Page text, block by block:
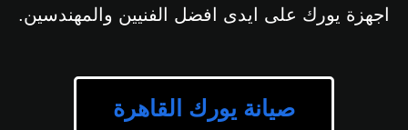
اجهزة يورك على ايدى افضل الفنيين والمهندسين.
صيانة يورك القاهرة